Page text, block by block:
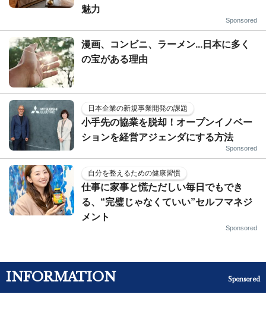
魅力
Sponsored
漫画、コンビニ、ラーメン...日本に多く
の宝がある理由
日本企業の新規事業開発の課題
小手先の協業を脱却！オープンイノベー
ションを経営アジェンダにする方法
Sponsored
自分を整えるための健康習慣
仕事に家事と慌ただしい毎日でもでき
る、“完璧じゃなくていい”セルフマネジ
メント
Sponsored
INFORMATION Sponsored